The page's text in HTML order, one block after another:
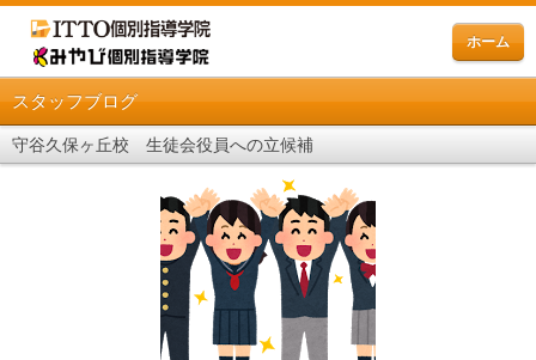
ホーム
スタッフブログ
守谷久保ヶ丘校 生徒会役員への立候補